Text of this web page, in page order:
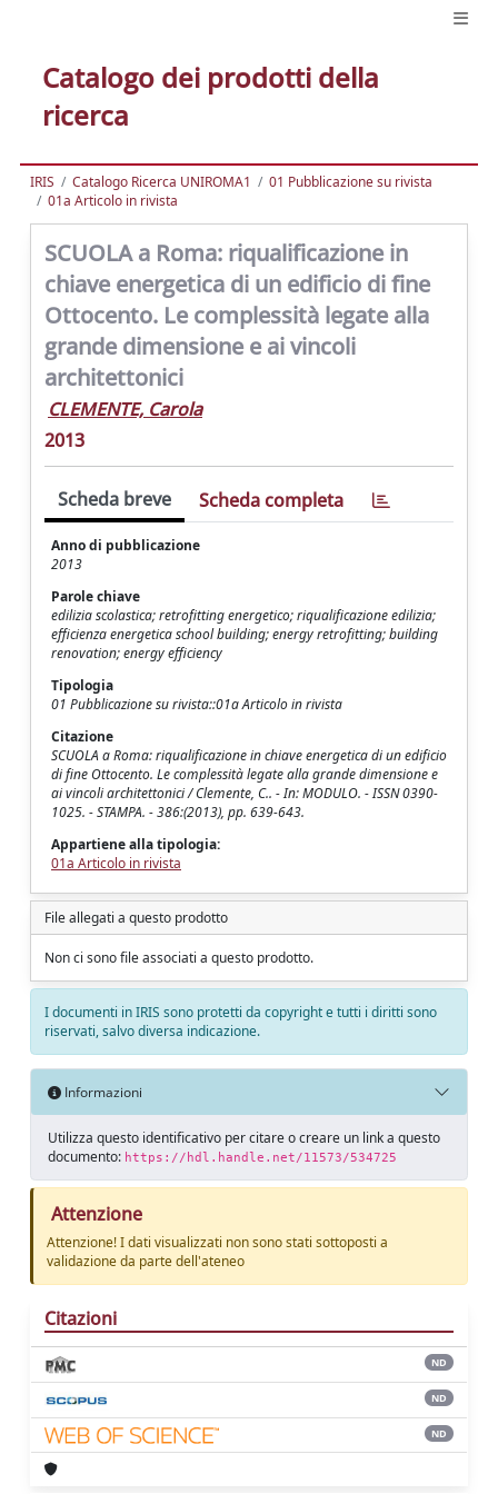
Catalogo dei prodotti della
ricerca
IRIS Catalogo Ricerca UNIROMA1
01 Pubblicazione su rivista
01a Articolo in rivista
SCUOLA a Roma: riqualificazione in
chiave energetica di un edificio di fine
Ottocento. Le complessità legate alla
grande dimensione e ai vincoli
architettonici
CLEMENTE, Carola
2013
Scheda breve Scheda completa
Anno di pubblicazione
2013
Parole chiave
edilizia scolastica; retrofitting energetico; riqualificazione edilizia;
efficienza energetica school building; energy retrofitting; building
renovation; energy efficiency
Tipologia
01 Pubblicazione su rivista::01a Articolo in rivista
Citazione
SCUOLA a Roma: riqualificazione in chiave energetica di un edificio
di fine Ottocento. Le complessità legate alla grande dimensione e
ai vincoli architettonici / Clemente, C.. - In: MODULO. - ISSN 0390-
1025. - STAMPA. - 386:(2013), pp. 639-643.
Appartiene alla tipologia:
01a Articolo in rivista
File allegati a questo prodotto
Non ci sono file associati a questo prodotto.
I documenti in IRIS sono protetti da copyright e tutti i diritti sono
riservati, salvo diversa indicazione.
Informazioni
Utilizza questo identificativo per citare o creare un link a questo
documento: https://hdl.handle.net/11573/534725
Attenzione
Attenzione! I dati visualizzati non sono stati sottoposti a
validazione da parte dell'ateneo
Citazioni
ND
ND
ND